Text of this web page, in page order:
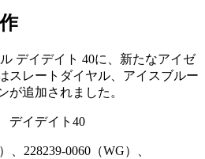
デイデイト 40に、新たなアイゼ
スレートダイヤル、アイスブルー
が追加されました。
、228239-0060（WG）、